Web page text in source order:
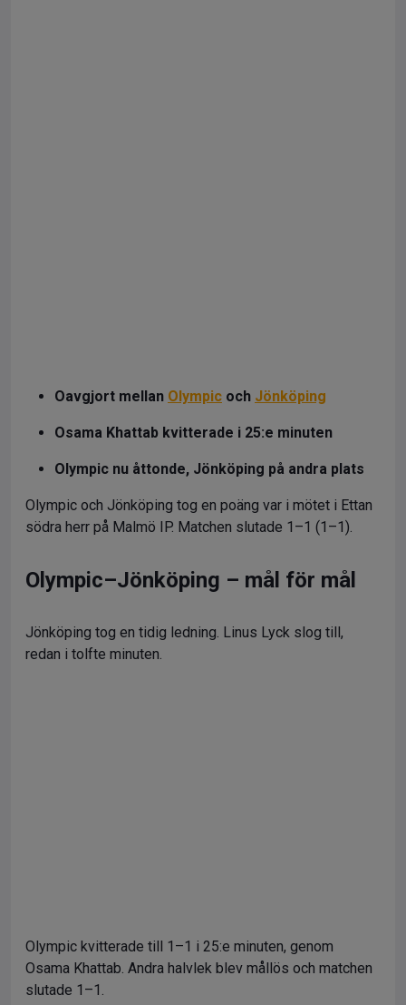
Oavgjort mellan Olympic och Jönköping
Osama Khattab kvitterade i 25:e minuten
Olympic nu åttonde, Jönköping på andra plats
Olympic och Jönköping tog en poäng var i mötet i Ettan
södra herr på Malmö IP. Matchen slutade 1–1 (1–1).
Olympic–Jönköping – mål för mål
Jönköping tog en tidig ledning. Linus Lyck slog till,
redan i tolfte minuten.
Olympic kvitterade till 1–1 i 25:e minuten, genom
Osama Khattab. Andra halvlek blev mållös och matchen
slutade 1–1.